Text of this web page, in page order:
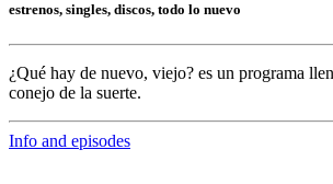
estrenos, singles, discos, todo lo nuevo
¿Qué hay de nuevo, viejo? es un programa
conejo de la suerte.
Info and episodes